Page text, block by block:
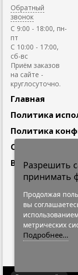
Обратный
звонок
C 9:00 - 18:00, пн-
пт
С 10:00 - 17:00,
сб-вс
Приём заказов
на сайте -
круглосуточно.
Главная
Политика
Политика
Сотрудничество
Вакансии
Подпишитесь
Нажимая на
персональных
Разрешить
принимать
Продолжая
вы
метрических
Подробнее...